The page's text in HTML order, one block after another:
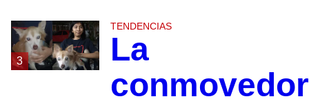
3
TENDENCIAS
La